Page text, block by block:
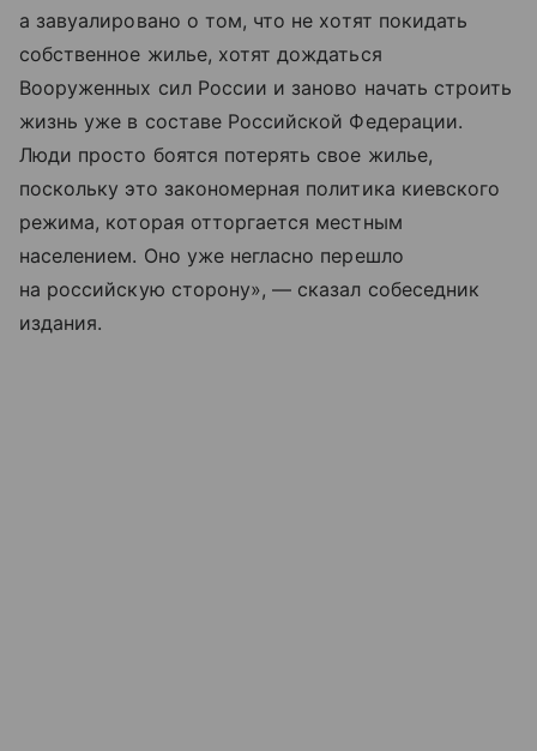
а завуалировано о том, что не хотят покидать
собственное жилье, хотят дождаться
Вооруженных сил России и заново начать строить
жизнь уже в составе Российской Федерации.
Люди просто боятся потерять свое жилье,
поскольку это закономерная политика киевского
режима, которая отторгается местным
населением. Оно уже негласно перешло
на российскую сторону», — сказал собеседник
издания.